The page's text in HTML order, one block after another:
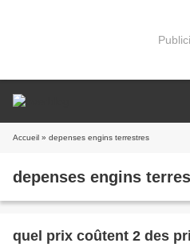
Accueil » depenses engins terrestres
depenses engins
quel prix coûtent 2 des